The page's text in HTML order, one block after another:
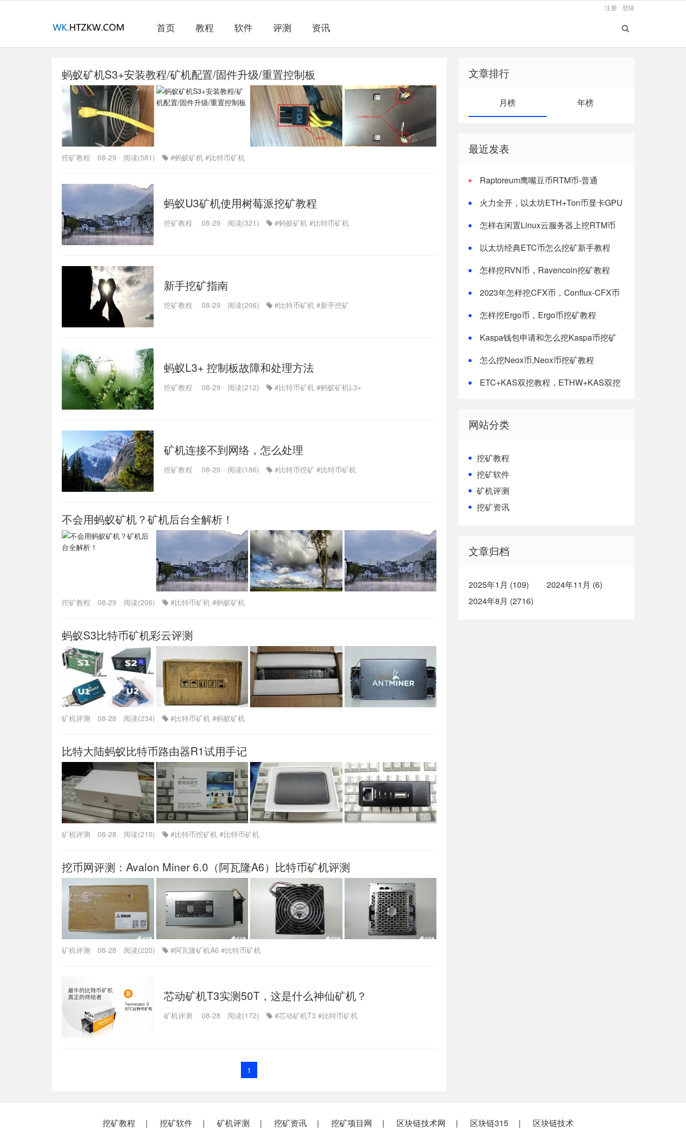
登陆
注册
首页 教程 软件 评测 资讯
蚂蚁矿机S3+安装教程/矿机配置/固件升级/重置控制板
挖矿教程 08-29 阅读(581) #蚂蚁矿机 #比特币矿机
蚂蚁U3矿机使用树莓派挖矿教程
挖矿教程 08-29 阅读(321) #蚂蚁矿机 #比特币矿机
新手挖矿指南
挖矿教程 08-29 阅读(206) #比特币矿机 #新手挖矿
蚂蚁L3+ 控制板故障和处理方法
挖矿教程 08-29 阅读(212) #比特币矿机 #蚂蚁矿机L3+
矿机连接不到网络，怎么处理
挖矿教程 08-29 阅读(186) #比特币挖矿 #比特币矿机
不会用蚂蚁矿机？矿机后台全解析！
挖矿教程 08-29 阅读(206) #比特币矿机 #蚂蚁矿机
蚂蚁S3比特币矿机彩云评测
矿机评测 08-28 阅读(234) #比特币矿机 #蚂蚁矿机
比特大陆蚂蚁比特币路由器R1试用手记
矿机评测 08-28 阅读(210) #比特币挖矿机 #比特币矿机
挖币网评测：Avalon Miner 6.0（阿瓦隆A6）比特币矿机评测
矿机评测 08-28 阅读(220) #阿瓦隆矿机A6 #比特币矿机
芯动矿机T3实测50T，这是什么神仙矿机？
矿机评测 08-28 阅读(172) #芯动矿机T3 #比特币矿机
1
文章排行
月榜 年榜
最近发表
Raptoreum鹰嘴豆币RTM币-普通
火力全开，以太坊ETH+Ton币显卡GPU
怎样在闲置Linux云服务器上挖RTM币
以太坊经典ETC币怎么挖矿新手教程
怎样挖RVN币，Ravencoin挖矿教程
2023年怎样挖CFX币，Conflux-CFX币
怎样挖Ergo币，Ergo币挖矿教程
Kaspa钱包申请和怎么挖Kaspa币挖矿
怎么挖Neox币,Neox币挖矿教程
ETC+KAS双挖教程，ETHW+KAS双挖
网站分类
挖矿教程
挖矿软件
矿机评测
挖矿资讯
文章归档
2025年1月 (109)
2024年11月 (6)
2024年8月 (2716)
挖矿教程 挖矿软件 矿机评测 挖矿资讯 挖矿项目网 区块链技术网 区块链315 区块链技术